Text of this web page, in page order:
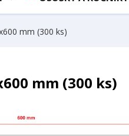
mm (300 ks)
mm (300 ks)